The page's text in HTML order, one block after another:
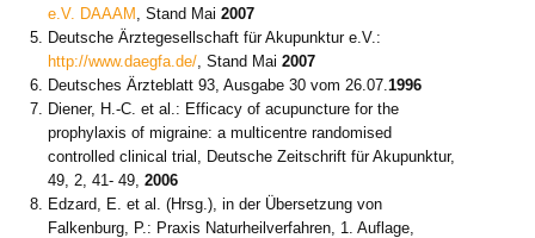
e.V. DAAAM , Stand Mai 2007
Deutsche Ärztegesellschaft für Akupunktur e.V.:
http://www.daegfa.de/, Stand Mai 2007
Deutsches Ärzteblatt 93, Ausgabe 30 vom 26.07.1996
Diener, H.-C. et al.: Efficacy of acupuncture for the
prophylaxis of migraine: a multicentre randomised
controlled clinical trial, Deutsche Zeitschrift für Akupunktur,
49, 2, 41- 49, 2006
Edzard, E. et al. (Hrsg.), in der Übersetzung von
Falkenburg, P.: Praxis Naturheilverfahren, 1. Auflage,